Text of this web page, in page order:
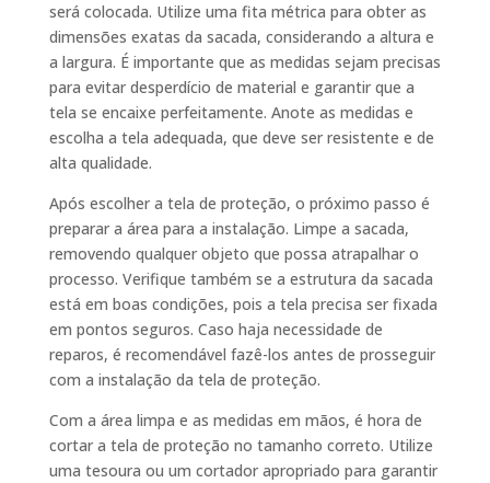
será colocada. Utilize uma fita métrica para obter as
dimensões exatas da sacada, considerando a altura e
a largura. É importante que as medidas sejam precisas
para evitar desperdício de material e garantir que a
tela se encaixe perfeitamente. Anote as medidas e
escolha a tela adequada, que deve ser resistente e de
alta qualidade.
Após escolher a tela de proteção, o próximo passo é
preparar a área para a instalação. Limpe a sacada,
removendo qualquer objeto que possa atrapalhar o
processo. Verifique também se a estrutura da sacada
está em boas condições, pois a tela precisa ser fixada
em pontos seguros. Caso haja necessidade de
reparos, é recomendável fazê-los antes de prosseguir
com a instalação da tela de proteção.
Com a área limpa e as medidas em mãos, é hora de
cortar a tela de proteção no tamanho correto. Utilize
uma tesoura ou um cortador apropriado para garantir